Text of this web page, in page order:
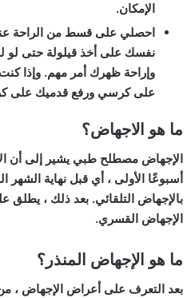
الإمكان.
احصلي على قسط من الراحة
نفسك على أخذ قيلولة حتى لو
وإراحة ظهرك أمر مهم. وإذا
على كرسي ورفع قدميك على كرسي
ما هو الاجهاض؟
الإجهاض مصطلح طبي يشير إلى أن
أسبوعًا الأولى ، أي قبل نهاية
بالإجهاض التلقائي. بعد ذلك ، يطلق
الإجهاض القسري.
ما هو الإجهاض المنذر؟
بعد التعرف على أعراض الإجهاض ،